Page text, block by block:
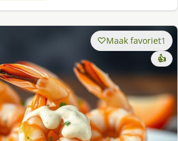
Maak favoriet1
👍